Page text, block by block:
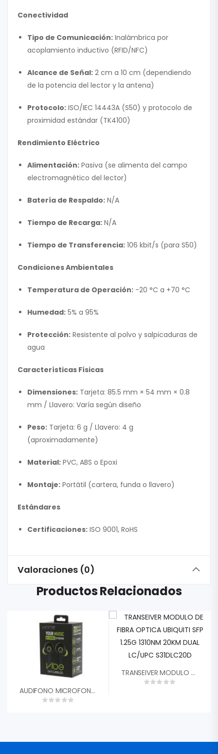
Conectividad
Tipo de Comunicación: Inalámbrica por
acoplamiento inductivo (RFID/NFC)
Alcance de Señal: 2 cm a 10 cm (dependiendo
de la potencia del lector y la antena)
Protocolo: ISO/IEC 14443A (S50) y protocolo de
proximidad estándar (TK4100)
Rendimiento Eléctrico
Alimentación: Pasiva (se alimenta del campo
electromagnético del lector)
Batería de Respaldo: N/A
Tiempo de Recarga: N/A
Tiempo de Transferencia: 106 kbit/s (para S50)
Condiciones Ambientales
Temperatura de Operación: -20 °C a +70 °C
Humedad: 5% a 95%
Protección: Resistente al polvo y salpicaduras de
agua
Características Físicas
Dimensiones: Tarjeta: 85.5 mm × 54 mm × 0.8
mm / Llavero: Varía según diseño
Peso: Tarjeta: 6 g / Llavero: 4 g
(aproximadamente)
Material: PVC, ABS o Epoxi
Montaje: Portátil (cartera, funda o llavero)
Estándares
Certificaciones: ISO 9001, RoHS
Valoraciones (0)
Productos Relacionados
AUDIFONO MICROFONO UNNO TEKNOTWS VIBE HS7505BK INALAMBARICOS BLUETOOH 5.0 NEGRO
TRANSEIVER MODULO DE FIBRA OPTICA UBIQUITI SFP 1.25G 1310NM 20KM DUAL LC/UPC S31DLC20D